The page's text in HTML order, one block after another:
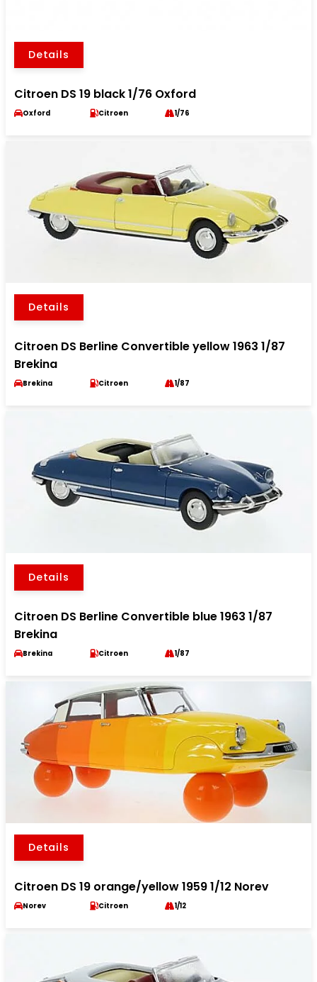
Details
Citroen DS 19 black 1/76 Oxford
Oxford Citroen 1/76
Details
Citroen DS Berline Convertible yellow 1963 1/87
Brekina
Brekina Citroen 1/87
Details
Citroen DS Berline Convertible blue 1963 1/87
Brekina
Brekina Citroen 1/87
Details
Citroen DS 19 orange/yellow 1959 1/12 Norev
Norev Citroen 1/12